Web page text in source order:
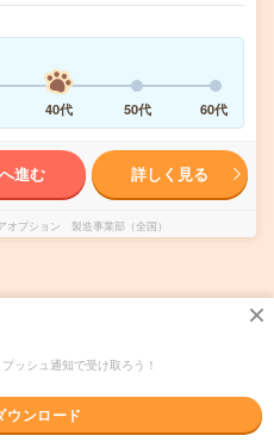
40代 50代 60代
進む 詳しく見る
オプション 製造事業部（全国）
躍中！】組立・加
いOK
ッシュ通知で受け取ろう！
ウンロード